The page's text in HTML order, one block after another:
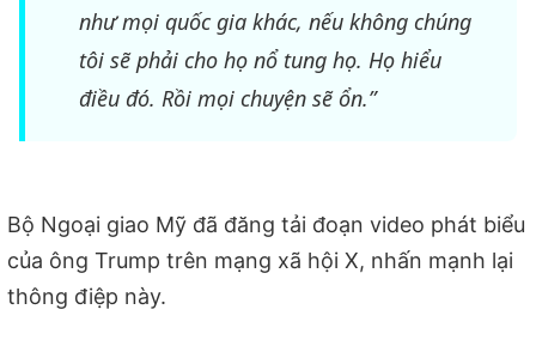
như mọi quốc gia khác, nếu không chúng
tôi sẽ phải cho họ nổ tung họ. Họ hiểu
điều đó. Rồi mọi chuyện sẽ ổn.”
Bộ Ngoại giao Mỹ đã đăng tải đoạn video phát biểu
của ông Trump trên mạng xã hội X, nhấn mạnh lại
thông điệp này.